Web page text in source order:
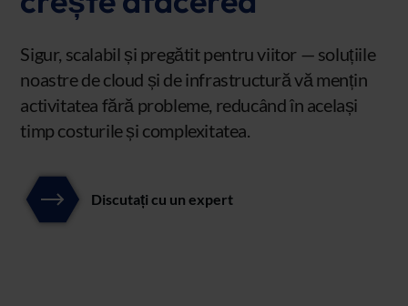
Sigur, scalabil și pregătit pentru viitor — soluțiile
noastre de cloud și de infrastructură vă mențin
activitatea fără probleme, reducând în același
timp costurile și complexitatea.
Discutați cu un expert